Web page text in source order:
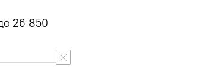
26 850